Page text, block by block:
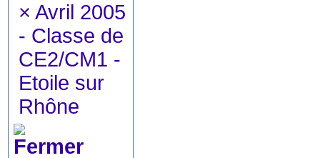
× Avril 2005
- Classe de
CE2/CM1 -
Etoile sur
Rhône